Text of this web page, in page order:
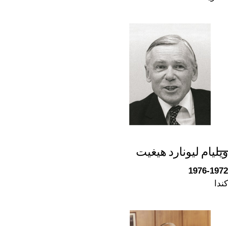
ويليام ليونارد هيغيت
1976-1972
كندا